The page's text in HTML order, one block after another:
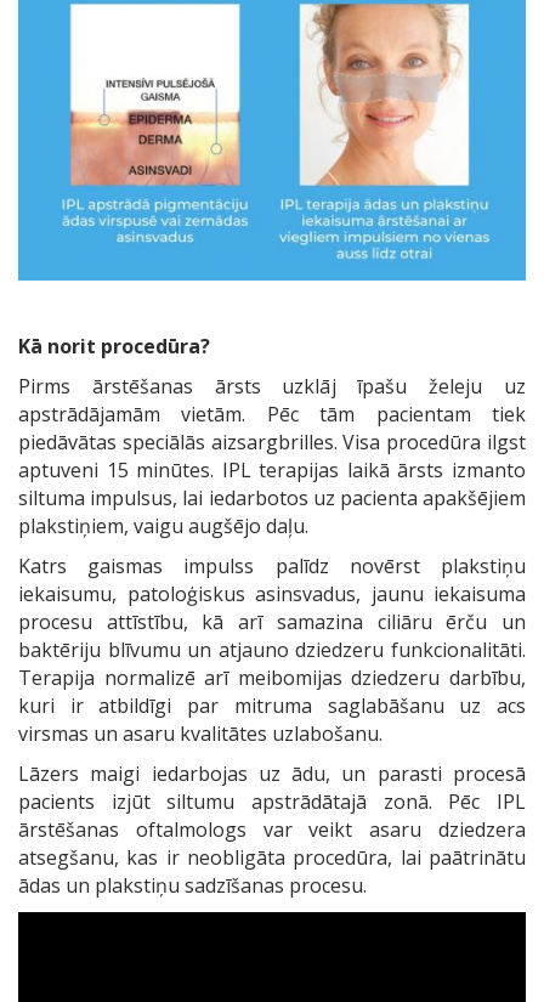
Kā norit procedūra?
Pirms ārstēšanas ārsts uzklāj īpašu želeju uz
apstrādājamām vietām. Pēc tām pacientam tiek
piedāvātas speciālās aizsargbrilles. Visa procedūra ilgst
aptuveni 15 minūtes. IPL terapijas laikā ārsts izmanto
siltuma impulsus, lai iedarbotos uz pacienta apakšējiem
plakstiņiem, vaigu augšējo daļu.
Katrs gaismas impulss palīdz novērst plakstiņu
iekaisumu, patoloģiskus asinsvadus, jaunu iekaisuma
procesu attīstību, kā arī samazina ciliāru ērču un
baktēriju blīvumu un atjauno dziedzeru funkcionalitāti.
Terapija normalizē arī meibomijas dziedzeru darbību,
kuri ir atbildīgi par mitruma saglabāšanu uz acs
virsmas un asaru kvalitātes uzlabošanu.
Lāzers maigi iedarbojas uz ādu, un parasti procesā
pacients izjūt siltumu apstrādātajā zonā. Pēc IPL
ārstēšanas oftalmologs var veikt asaru dziedzera
atsegšanu, kas ir neobligāta procedūra, lai paātrinātu
ādas un plakstiņu sadzīšanas procesu.